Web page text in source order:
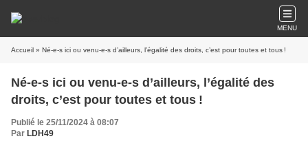
MENU
Accueil » Né-e-s ici ou venu-e-s d’ailleurs, l’égalité des droits, c’est pour toutes et tous !
Né-e-s ici ou venu-e-s d’ailleurs, l’égalité des
droits, c’est pour toutes et tous !
Publié le 25/11/2024 à 08:07
Par LDH49